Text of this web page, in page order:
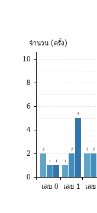
จำนวน (ครั้ง)
10
8
6
4
2
0
2
1 1 1
2
5
2 2
เลข 0 เลข 1 เล